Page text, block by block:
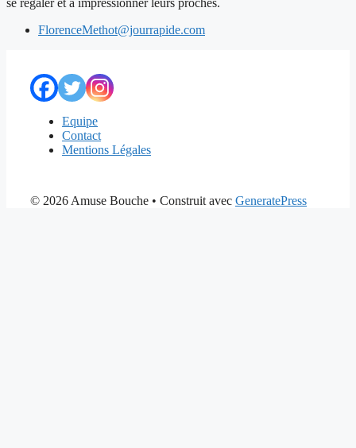
se régaler et à impressionner leurs proches.
FlorenceMethot@jourrapide.com
Equipe
Contact
Mentions Légales
© 2026 Amuse Bouche • Construit avec GeneratePress